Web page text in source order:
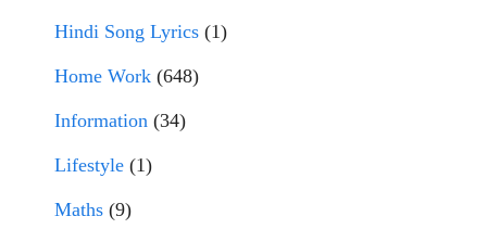
Hindi Song Lyrics (1)
Home Work (648)
Information (34)
Lifestyle (1)
Maths (9)